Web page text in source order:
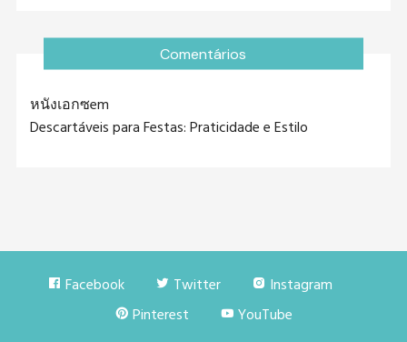
Comentários
หนังเอกซem
Descartáveis para Festas: Praticidade e Estilo
Facebook Twitter
Instagram
Pinterest
YouTube